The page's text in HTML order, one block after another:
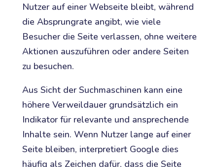
Nutzer auf einer Webseite bleibt, während
die Absprungrate angibt, wie viele
Besucher die Seite verlassen, ohne weitere
Aktionen auszuführen oder andere Seiten
zu besuchen.
Aus Sicht der Suchmaschinen kann eine
höhere Verweildauer grundsätzlich ein
Indikator für relevante und ansprechende
Inhalte sein. Wenn Nutzer lange auf einer
Seite bleiben, interpretiert Google dies
häufig als Zeichen dafür, dass die Seite